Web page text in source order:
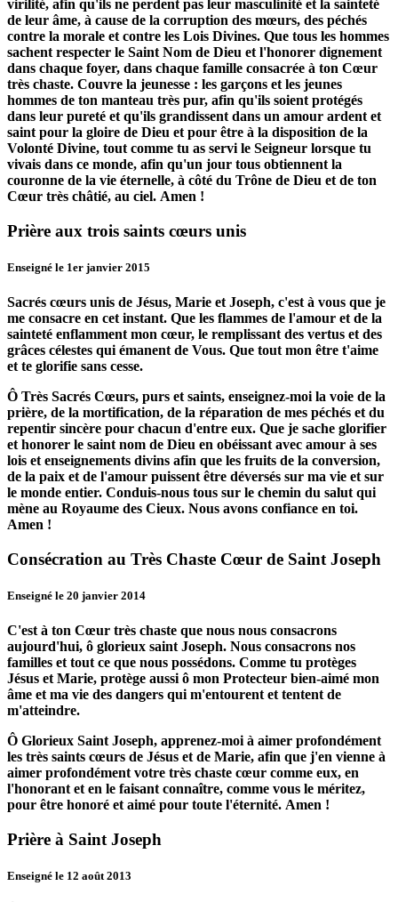
virilité, afin qu'ils ne perdent pas leur masculinité et la sainteté
de leur âme, à cause de la corruption des mœurs, des péchés
contre la morale et contre les Lois Divines. Que tous les hommes
sachent respecter le Saint Nom de Dieu et l'honorer dignement
dans chaque foyer, dans chaque famille consacrée à ton Cœur
très chaste. Couvre la jeunesse : les garçons et les jeunes
hommes de ton manteau très pur, afin qu'ils soient protégés
dans leur pureté et qu'ils grandissent dans un amour ardent et
saint pour la gloire de Dieu et pour être à la disposition de la
Volonté Divine, tout comme tu as servi le Seigneur lorsque tu
vivais dans ce monde, afin qu'un jour tous obtiennent la
couronne de la vie éternelle, à côté du Trône de Dieu et de ton
Cœur très châtié, au ciel. Amen !
Prière aux trois saints cœurs unis
Enseigné le 1er janvier 2015
Sacrés cœurs unis de Jésus, Marie et Joseph, c'est à vous que je
me consacre en cet instant. Que les flammes de l'amour et de la
sainteté enflamment mon cœur, le remplissant des vertus et des
grâces célestes qui émanent de Vous. Que tout mon être t'aime
et te glorifie sans cesse.
Ô Très Sacrés Cœurs, purs et saints, enseignez-moi la voie de la
prière, de la mortification, de la réparation de mes péchés et du
repentir sincère pour chacun d'entre eux. Que je sache glorifier
et honorer le saint nom de Dieu en obéissant avec amour à ses
lois et enseignements divins afin que les fruits de la conversion,
de la paix et de l'amour puissent être déversés sur ma vie et sur
le monde entier. Conduis-nous tous sur le chemin du salut qui
mène au Royaume des Cieux. Nous avons confiance en toi.
Amen !
Consécration au Très Chaste Cœur de Saint Joseph
Enseigné le 20 janvier 2014
C'est à ton Cœur très chaste que nous nous consacrons
aujourd'hui, ô glorieux saint Joseph. Nous consacrons nos
familles et tout ce que nous possédons. Comme tu protèges
Jésus et Marie, protège aussi ô mon Protecteur bien-aimé mon
âme et ma vie des dangers qui m'entourent et tentent de
m'atteindre.
Ô Glorieux Saint Joseph, apprenez-moi à aimer profondément
les très saints cœurs de Jésus et de Marie, afin que j'en vienne à
aimer profondément votre très chaste cœur comme eux, en
l'honorant et en le faisant connaître, comme vous le méritez,
pour être honoré et aimé pour toute l'éternité. Amen !
Prière à Saint Joseph
Enseigné le 12 août 2013